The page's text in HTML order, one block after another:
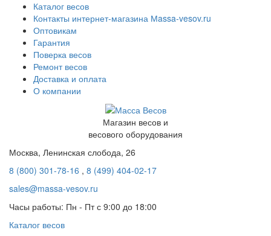
Каталог весов
Контакты интернет-магазина Мassa-vesov.ru
Оптовикам
Гарантия
Поверка весов
Ремонт весов
Доставка и оплата
О компании
Магазин весов и
весового оборудования
Москва, Ленинская слобода, 26
8 (800) 301-78-16 , 8 (499) 404-02-17
sales@massa-vesov.ru
Часы работы: Пн - Пт с 9:00 до 18:00
Каталог весов